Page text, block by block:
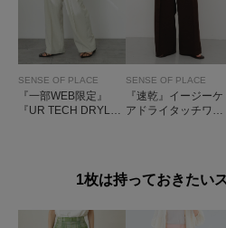
SENSE OF PLACE
『一部WEB限定』
『UR TECH DRYLU
SENSE OF PLACE
『速乾』イージーケ
アドライタッチワイ
1枚は持っておきたい